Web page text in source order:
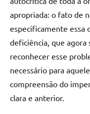
apropriada: o fato de
especificamente essa
deficiência, que agora
reconhecer esse
necessário para
compreensão do
clara e anterior.